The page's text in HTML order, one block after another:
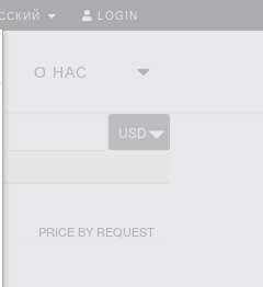
LOGIN
О НАС
USD
PRICE BY REQUEST